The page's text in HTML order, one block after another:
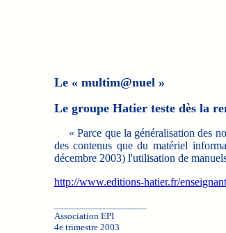
Le « multim@nuel »
Le groupe Hatier teste dès la
« Parce que la généralisation des
des contenus que du matériel
décembre 2003) l'utilisation de
http://www.editions-hatier.fr/
Association EPI
4e trimestre 2003